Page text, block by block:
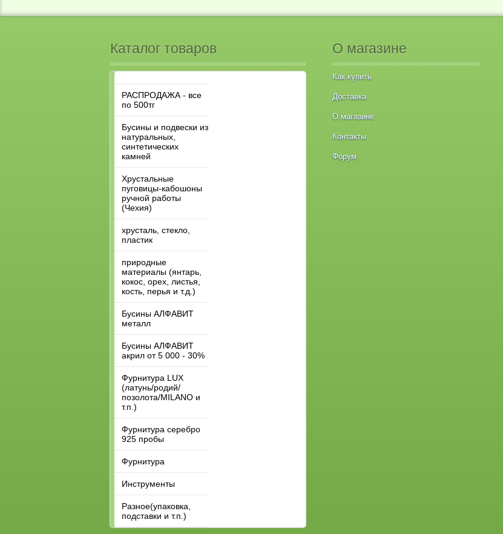
Каталог товаров
РАСПРОДАЖА - все
по 500тг
Бусины и подвески из
натуральных,
синтетических
камней
Хрустальные
пуговицы-кабошоны
ручной работы
(Чехия)
хрусталь, стекло,
пластик
природные
материалы (янтарь,
кокос, орех, листья,
кость, перья и т.д.)
Бусины АЛФАВИТ
металл
Бусины АЛФАВИТ
акрил от 5 000 - 30%
Фурнитура LUX
(латунь/родий/
позолота/MILANO и
т.п.)
Фурнитура серебро
925 пробы
Фурнитура
Инструменты
Разное(упаковка,
подставки и т.п.)
О магазине
Как купить
Доставка
О магазине
Контакты
Форум